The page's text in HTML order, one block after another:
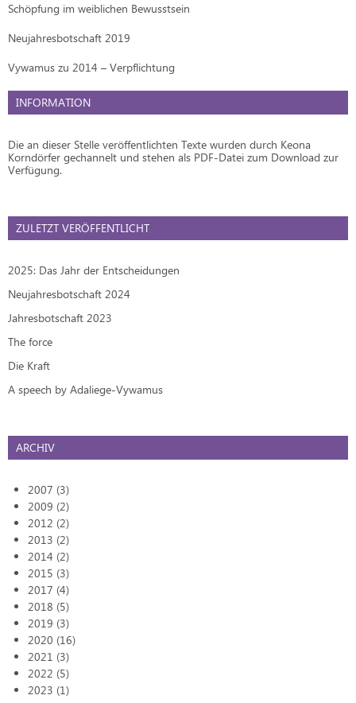
Schöpfung im weiblichen Bewusstsein
Neujahresbotschaft 2019
Vywamus zu 2014 – Verpflichtung
INFORMATION
Die an dieser Stelle veröffentlichten Texte wurden durch Keona
Korndörfer gechannelt und stehen als PDF-Datei zum Download zur
Verfügung.
ZULETZT VERÖFFENTLICHT
2025: Das Jahr der Entscheidungen
Neujahresbotschaft 2024
Jahresbotschaft 2023
The force
Die Kraft
A speech by Adaliege-Vywamus
ARCHIV
2007 (3)
2009 (2)
2012 (2)
2013 (2)
2014 (2)
2015 (3)
2017 (4)
2018 (5)
2019 (3)
2020 (16)
2021 (3)
2022 (5)
2023 (1)